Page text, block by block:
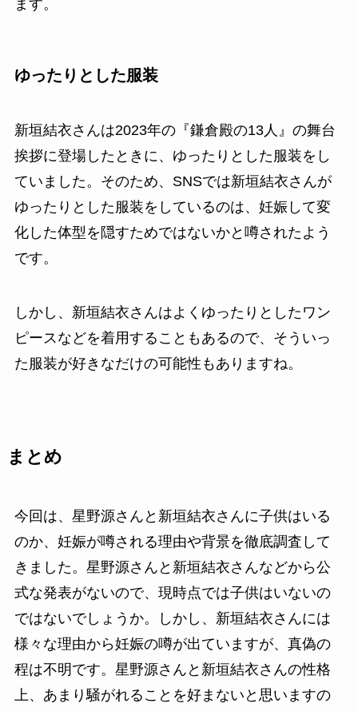
ます。
ゆったりとした服装
新垣結衣さんは2023年の『鎌倉殿の13人』の舞台
挨拶に登場したときに、ゆったりとした服装をし
ていました。そのため、SNSでは新垣結衣さんが
ゆったりとした服装をしているのは、妊娠して変
化した体型を隠すためではないかと噂されたよう
です。
しかし、新垣結衣さんはよくゆったりとしたワン
ピースなどを着用することもあるので、そういっ
た服装が好きなだけの可能性もありますね。
まとめ
今回は、星野源さんと新垣結衣さんに子供はいる
のか、妊娠が噂される理由や背景を徹底調査して
きました。星野源さんと新垣結衣さんなどから公
式な発表がないので、現時点では子供はいないの
ではないでしょうか。しかし、新垣結衣さんには
様々な理由から妊娠の噂が出ていますが、真偽の
程は不明です。星野源さんと新垣結衣さんの性格
上、あまり騒がれることを好まないと思いますの